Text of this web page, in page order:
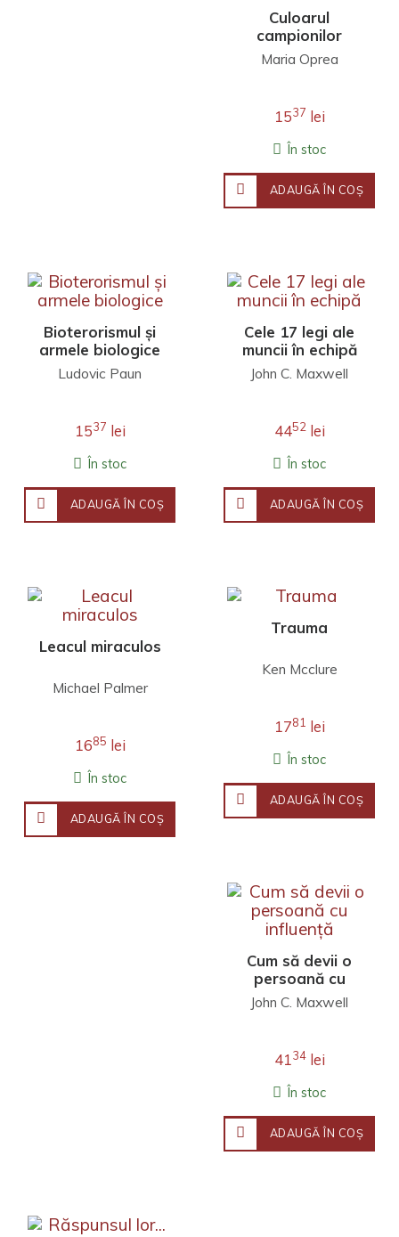
Culoarul
campionilor
Maria Oprea
1537 lei
În stoc
ADAUGĂ ÎN COŞ
Bioterorismul și
armele biologice
Ludovic Paun
1537 lei
În stoc
ADAUGĂ ÎN COŞ
Cele 17 legi ale
muncii în echipă
John C. Maxwell
4452lei
În stoc
ADAUGĂ ÎN COŞ
Leacul miraculos
Michael Palmer
1685 lei
În stoc
ADAUGĂ ÎN COŞ
Trauma
Ken Mcclure
1781 lei
În stoc
ADAUGĂ ÎN COŞ
Cum să devii o
persoană cu
influență
John C. Maxwell
4134lei
În stoc
ADAUGĂ ÎN COŞ